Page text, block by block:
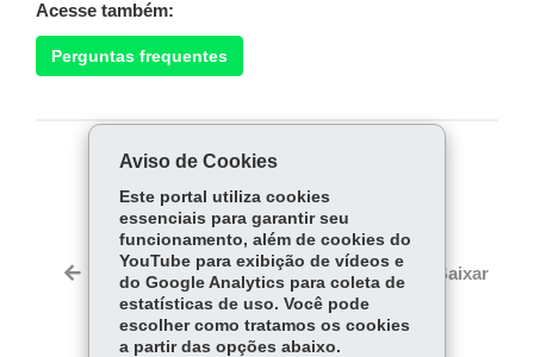
Acesse também:
Perguntas frequentes
COMPARTILHE:
ce
bo
ok
Tw
itt
er
ha
ts
Ap
p
Voltar Início Imprimir Baixar
Aviso de Cookies
Este portal utiliza cookies
essenciais para garantir seu
funcionamento, além de cookies do
YouTube para exibição de vídeos e
do Google Analytics para coleta de
estatísticas de uso. Você pode
escolher como tratamos os cookies
a partir das opções abaixo.